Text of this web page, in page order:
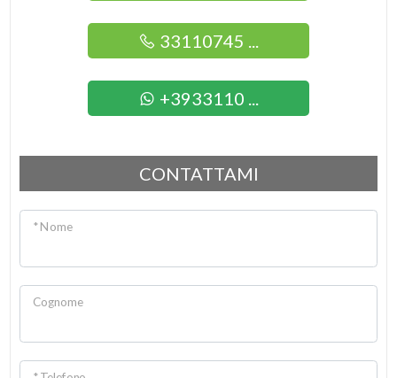
33110745 ...
+3933110 ...
CONTATTAMI
* Nome
Cognome